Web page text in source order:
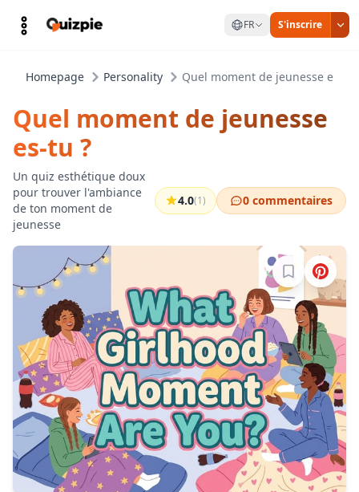
FR S'inscrire
Homepage Personality Quel moment de jeunesse es-tu
Quel moment de jeunesse
es-tu ?
Un quiz esthétique doux
pour trouver l'ambiance
de ton moment de
jeunesse
4.0(1) 0 commentaires